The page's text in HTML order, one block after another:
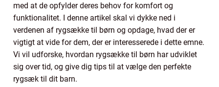
med at de opfylder deres behov for komfort og
funktionalitet. I denne artikel skal vi dykke ned i
verdenen af rygsække til børn og opdage, hvad der er
vigtigt at vide for dem, der er interesserede i dette emne.
Vi vil udforske, hvordan rygsække til børn har udviklet
sig over tid, og give dig tips til at vælge den perfekte
rygsæk til dit barn.